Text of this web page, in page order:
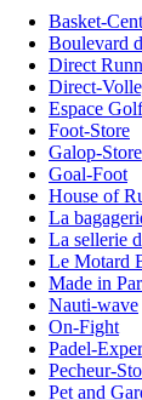
Basket-
Boulevard
Direct
Direct-
Espace Golf
Foot-Store
Galop-Store
Goal-Foot
House of
La
La sellerie
Le Motard
Made in
Nauti-wave
On-Fight
Padel-
Pecheur-
Pet and